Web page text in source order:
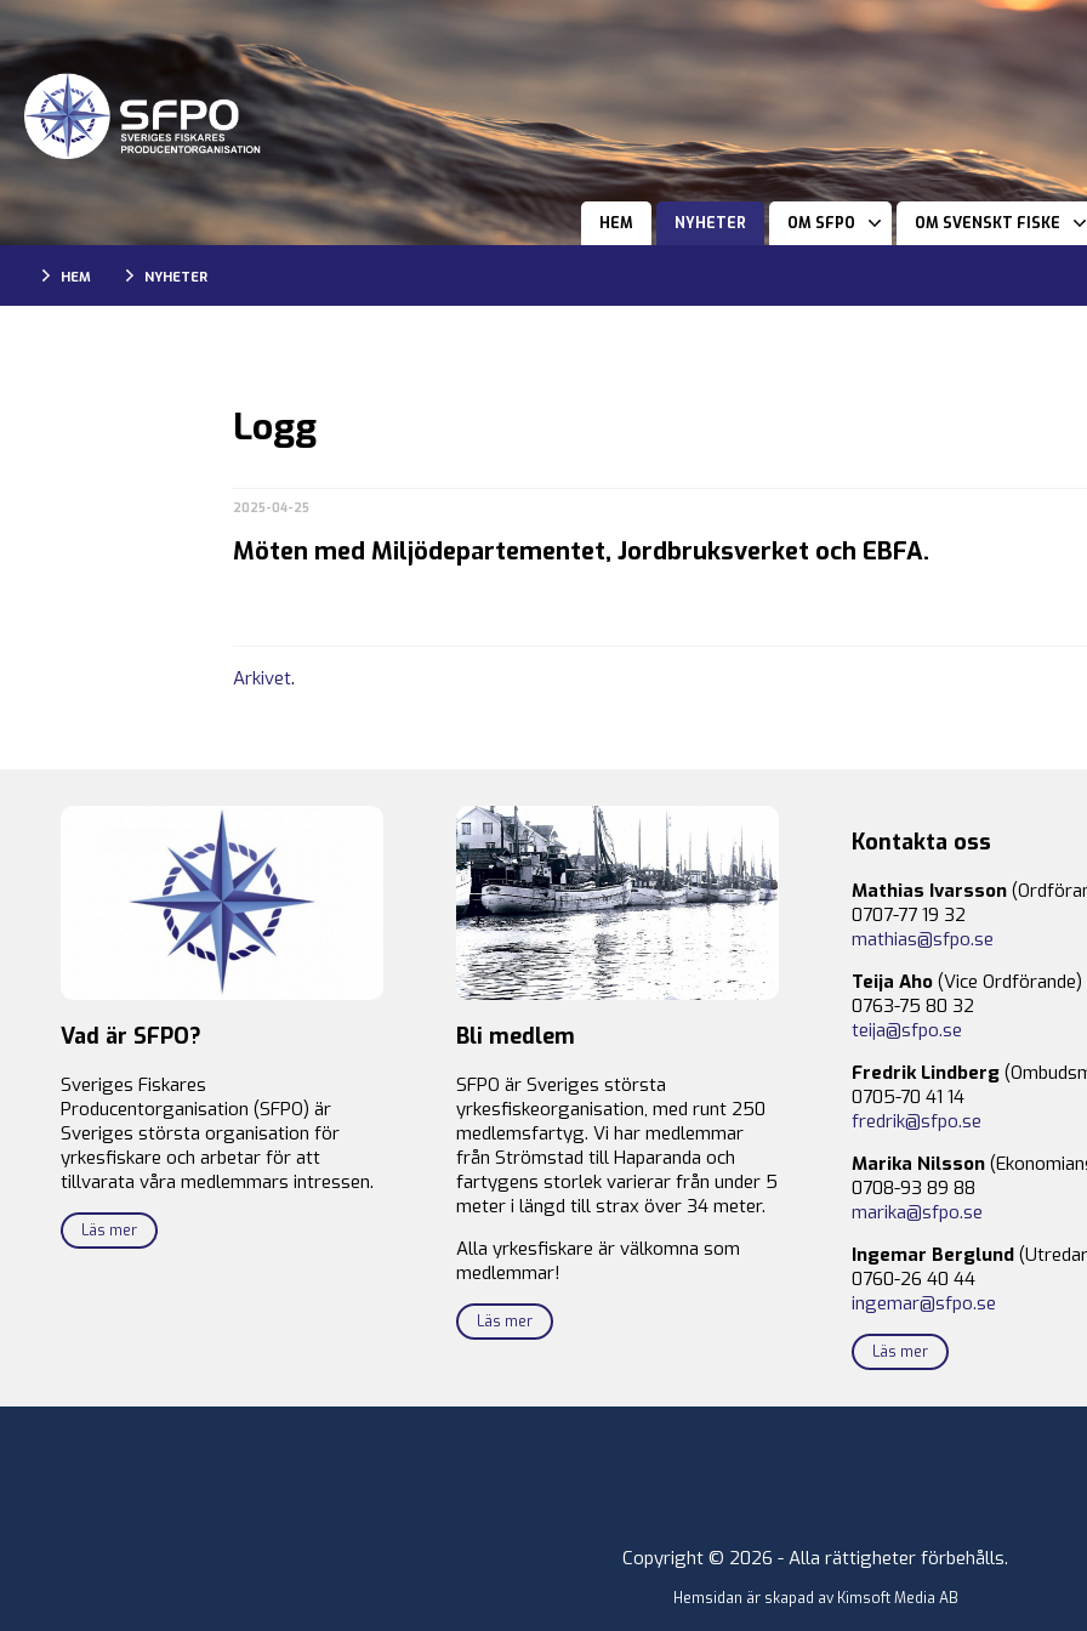
HEM NYHETER OM SFPO OM SVENSKT FISKE
HEM NYHETER
Logg
2025-04-25
Möten med Miljödepartementet, Jordbruksverket och EBFA.
Arkivet.
Vad är SFPO?
Sveriges Fiskares
Producentorganisation (SFPO) är
Sveriges största organisation för
yrkesfiskare och arbetar för att
tillvarata våra medlemmars intressen.
Läs mer
Bli medlem
SFPO är Sveriges största
yrkesfiskeorganisation, med runt 250
medlemsfartyg. Vi har medlemmar
från Strömstad till Haparanda och
fartygens storlek varierar från under 5
meter i längd till strax över 34 meter.
Alla yrkesfiskare är välkomna som
medlemmar!
Läs mer
Kontakta oss
Mathias Ivarsson
0707-77 19 32
mathias@sfpo.se
Teija Aho (Vice Ordförande)
0763-75 80 32
teija@sfpo.se
Fredrik Lindberg
0705-70 41 14
fredrik@sfpo.se
Marika Nilsson
0708-93 89 88
marika@sfpo.se
Ingemar Berglund
0760-26 40 44
ingemar@sfpo.se
Läs mer
Copyright © 2026 - Alla rättigheter förbehålls.
Hemsidan är skapad av Kimsoft Media AB